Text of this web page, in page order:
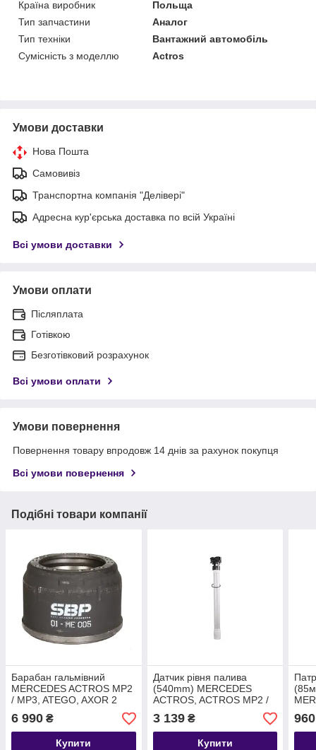
Країна виробник
Польща
Тип запчастини
Аналог
Тип техніки
Вантажний автомобіль
Сумісність з моделлю
Actros
Умови доставки
Нова Пошта
Самовивіз
Транспортна компанія "Делівері"
Адресна кур'єрська доставка по всій Україні
Всі умови доставки
Умови оплати
Післяплата
Готівкою
Безготівковий розрахунок
Всі умови оплати
Умови повернення
Повернення товару впродовж 14 днів за рахунок покупця
Всі умови повернення
Подібні товари компанії
Барабан гальмівний
MERCEDES ACTROS MP2
/ MP3, ATEGO, AXOR 2
(410х240 mm) 01-ME005
3054230301
6 990 ₴
Купити
Датчик рівня палива
(540mm) MERCEDES
ACTROS, ACTROS MP2 /
MP3, ACTROS MP4,
AXOR, AXOR 2 04.96-
3 139₴
Купити
960